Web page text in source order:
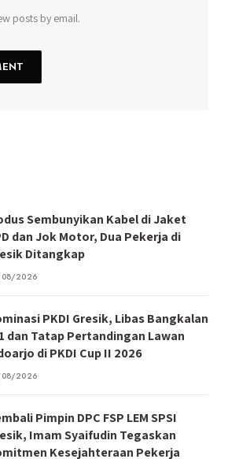
posts by email.
Sembunyikan Kabel di Jaket
dan Jok Motor, Dua Pekerja di
Ditangkap
2026
PKDI Gresik, Libas Bangkalan
dan Tatap Pertandingan Lawan
di PKDI Cup II 2026
2026
Pimpin DPC FSP LEM SPSI
Imam Syaifudin Tegaskan
Kesejahteraan Pekerja